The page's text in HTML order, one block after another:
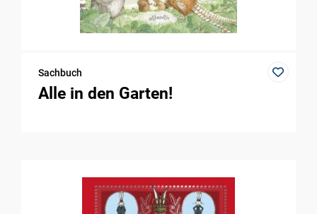
Sachbuch
Alle in den Garten!